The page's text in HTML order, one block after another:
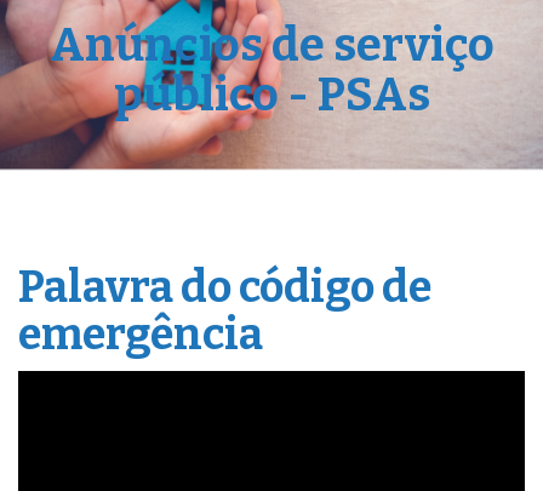
Anúncios de serviço
público - PSAs
Palavra do código de
emergência